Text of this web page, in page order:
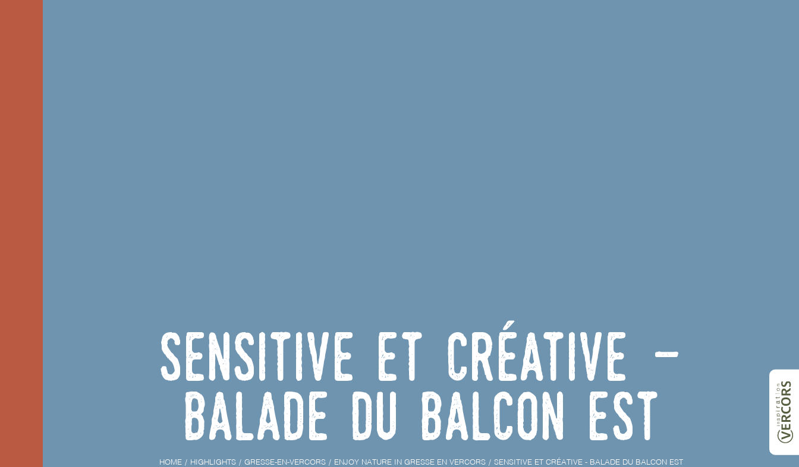
Sensitive et Créative -
Balade du Balcon Est
HOME HIGHLIGHTS GRESSE-EN-VERCORS ENJOY NATURE IN GRESSE EN VERCORS SENSITIVE ET CRÉATIVE - BALADE DU BALCON EST